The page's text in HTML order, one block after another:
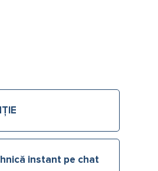
instant pe chat